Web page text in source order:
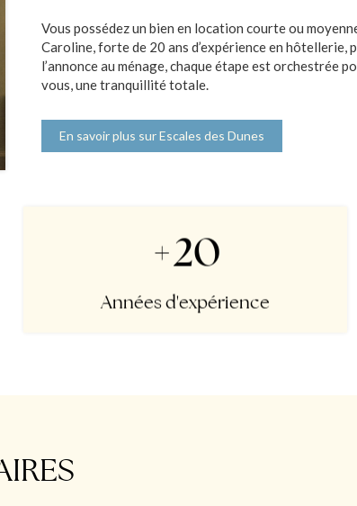
Vous possédez un bien en location courte ou
Caroline, forte de 20 ans d’expérience en hôtellerie,
l’annonce au ménage, chaque étape est orchestrée
vous, une tranquillité totale.
En savoir plus sur Escales des Dunes
+20
Années d'expérience